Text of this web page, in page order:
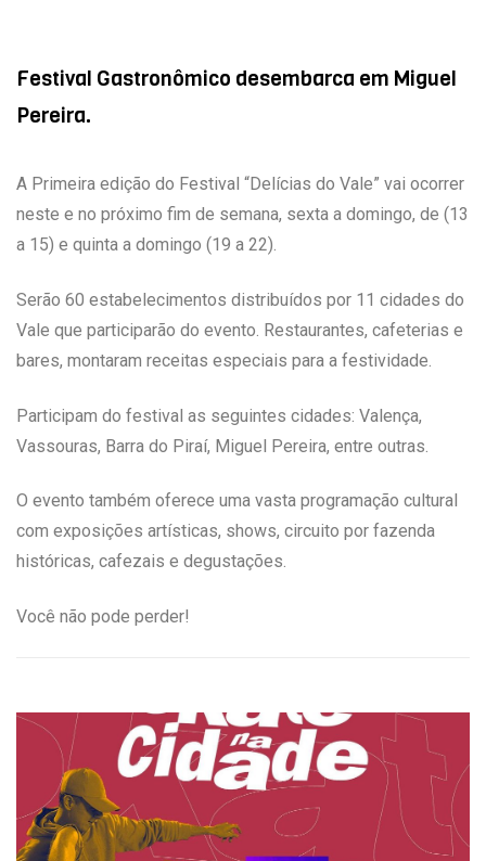
Festival Gastronômico desembarca em Miguel
Pereira.
A Primeira edição do Festival “Delícias do Vale” vai ocorrer
neste e no próximo fim de semana, sexta a domingo, de (13
a 15) e quinta a domingo (19 a 22).
Serão 60 estabelecimentos distribuídos por 11 cidades do
Vale que participarão do evento. Restaurantes, cafeterias e
bares, montaram receitas especiais para a festividade.
Participam do festival as seguintes cidades: Valença,
Vassouras, Barra do Piraí, Miguel Pereira, entre outras.
O evento também oferece uma vasta programação cultural
com exposições artísticas, shows, circuito por fazenda
históricas, cafezais e degustações.
Você não pode perder!